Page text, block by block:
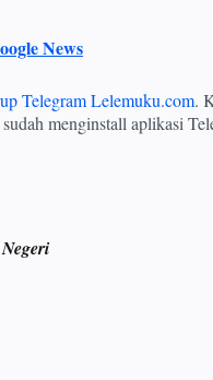
News
Telegram Lelemuku.com.
menginstall aplikasi